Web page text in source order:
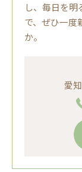
し、毎日を
で、ぜひ一度
か。
愛